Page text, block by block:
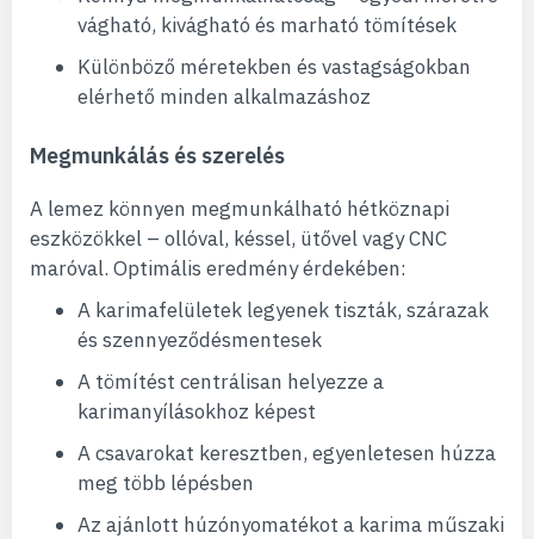
vágható, kivágható és marható tömítések
Különböző méretekben és vastagságokban
elérhető minden alkalmazáshoz
Megmunkálás és szerelés
A lemez könnyen megmunkálható hétköznapi
eszközökkel – ollóval, késsel, ütővel vagy CNC
maróval. Optimális eredmény érdekében:
A karimafelületek legyenek tiszták, szárazak
és szennyeződésmentesek
A tömítést centrálisan helyezze a
karimanyílásokhoz képest
A csavarokat keresztben, egyenletesen húzza
meg több lépésben
Az ajánlott húzónyomatékot a karima műszaki